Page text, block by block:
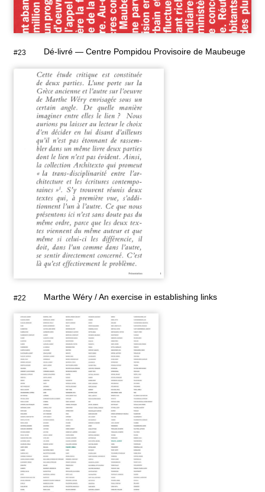
#23 Dé-livré — Centre Pompidou Provisoire de Maubeuge
#22 Marthe Wéry / An exercise in establishing links